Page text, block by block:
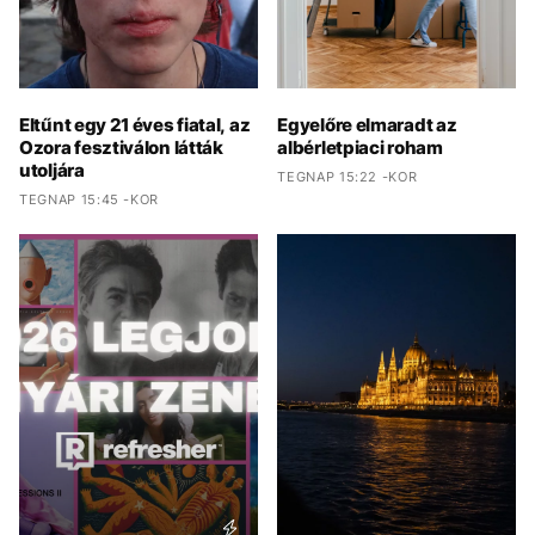
Eltűnt egy 21 éves fiatal, az
Ozora fesztiválon látták
utoljára
TEGNAP 15:45 -KOR
Egyelőre elmaradt az
albérletpiaci roham
TEGNAP 15:22 -KOR